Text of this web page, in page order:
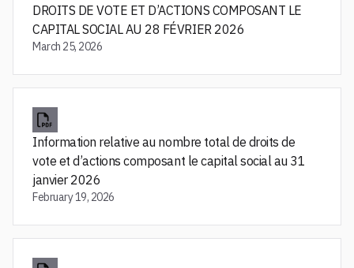
DROITS DE VOTE ET D’ACTIONS COMPOSANT LE
CAPITAL SOCIAL AU 28 FÉVRIER 2026
March 25, 2026
Information relative au nombre total de droits de
vote et d’actions composant le capital social au 31
janvier 2026
February 19, 2026